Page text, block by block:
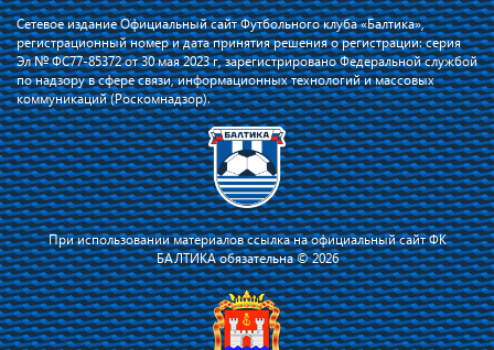
Сетевое издание Официальный сайт Футбольного клуба «Балтика»,
регистрационный номер и дата принятия решения о регистрации: серия
Эл № ФС77-85372 от 30 мая 2023 г, зарегистрировано Федеральной службой
по надзору в сфере связи, информационных технологий и массовых
коммуникаций (Роскомнадзор).
При использовании материалов ссылка на официальный сайт ФК
БАЛТИКА обязательна © 2026